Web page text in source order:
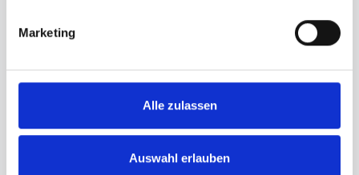
Marketing
Alle zulassen
Auswahl erlauben